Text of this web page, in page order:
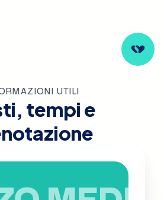
UTILI
tempi e